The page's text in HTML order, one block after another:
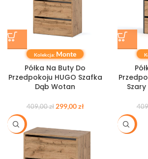
Kolekcja: Monte
Półka Na Buty Do
Przedpokoju HUGO Szafka
Dąb Wotan
409,00zł 299,00zł
-35% -29%